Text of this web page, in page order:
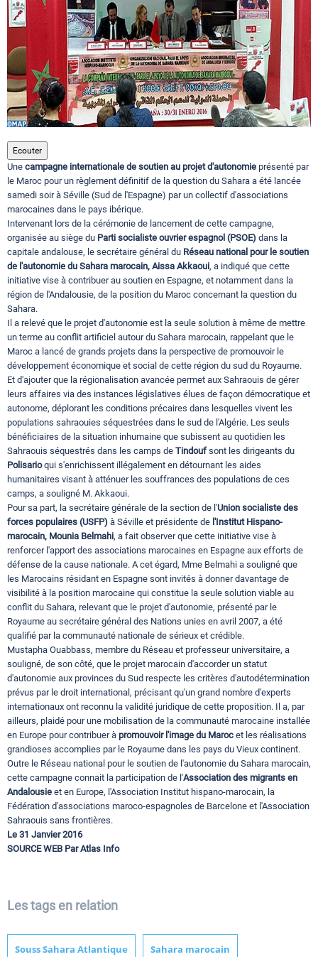
Hotels
Evenements
Contact
Ecouter
Une campagne internationale de soutien au projet d'autonomie présenté par
le Maroc pour un règlement définitif de la question du Sahara a été lancée
samedi soir à Séville (Sud de l'Espagne) par un collectif d'associations
marocaines dans le pays ibérique.
Intervenant lors de la cérémonie de lancement de cette campagne,
organisée au siège du Parti socialiste ouvrier espagnol (PSOE) dans la
capitale andalouse, le secrétaire général du Réseau national pour le soutien
de l'autonomie du Sahara marocain, Aissa Akkaoui, a indiqué que cette
initiative vise à contribuer au soutien en Espagne, et notamment dans la
région de l'Andalousie, de la position du Maroc concernant la question du
Sahara.
Il a relevé que le projet d'autonomie est la seule solution à même de mettre
un terme au conflit artificiel autour du Sahara marocain, rappelant que le
Maroc a lancé de grands projets dans la perspective de promouvoir le
développement économique et social de cette région du sud du Royaume.
Et d'ajouter que la régionalisation avancée permet aux Sahraouis de gérer
leurs affaires via des instances législatives élues de façon démocratique et
autonome, déplorant les conditions précaires dans lesquelles vivent les
populations sahraouies séquestrées dans le sud de l'Algérie. Les seuls
bénéficiaires de la situation inhumaine que subissent au quotidien les
Sahraouis séquestrés dans les camps de Tindouf sont les dirigeants du
Polisarioqui s'enrichissent illégalement en détournant les aides
humanitaires visant à atténuer les souffrances des populations de ces
camps, a souligné M. Akkaoui.
Pour sa part, la secrétaire générale de la section de l'Union socialiste des
forces populaires (USFP) à Séville et présidente de l'Institut Hispano-
marocain, Mounia Belmahi, a fait observer que cette initiative vise à
renforcer l'apport des associations marocaines en Espagne aux efforts de
défense de la cause nationale. A cet égard, Mme Belmahi a souligné que
les Marocains résidant en Espagne sont invités à donner davantage de
visibilité à la position marocaine qui constitue la seule solution viable au
conflit du Sahara, relevant que le projet d'autonomie, présenté par le
Royaume au secrétaire général des Nations unies en avril 2007, a été
qualifié par la communauté nationale de sérieux et crédible.
Mustapha Ouabbass, membre du Réseau et professeur universitaire, a
souligné, de son côté, que le projet marocain d'accorder un statut
d'autonomie aux provinces du Sud respecte les critères d'autodétermination
prévus par le droit international, précisant qu'un grand nombre d'experts
internationaux ont reconnu la validité juridique de cette proposition. Il a, par
ailleurs, plaidé pour une mobilisation de la communauté marocaine installée
en Europe pour contribuer à promouvoir l'image du Maroc et les réalisations
grandioses accomplies par le Royaume dans les pays du Vieux continent.
Outre le Réseau national pour le soutien de l'autonomie du Sahara marocain,
cette campagne connait la participation de l'Association des migrants en
Andalousie et en Europe, l'Association Institut hispano-marocain, la
Fédération d'associations maroco-espagnoles de Barcelone et l'Association
Sahraouis sans frontières.
Le 31 Janvier 2016
SOURCE WEB Par Atlas Info
Les tags en relation
Souss Sahara Atlantique Sahara marocain